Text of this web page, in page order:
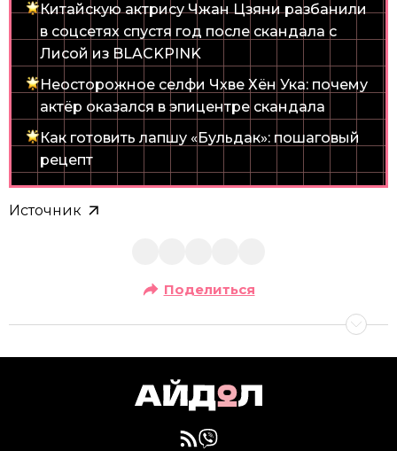
Китайскую актрису Чжан Цзяни разбанили
в соцсетях спустя год после скандала с
Лисой из BLACKPINK
Неосторожное селфи Чхве Хён Ука: почему
актёр оказался в эпицентре скандала
Как готовить лапшу «Бульдак»: пошаговый
рецепт
Источник
Поделиться